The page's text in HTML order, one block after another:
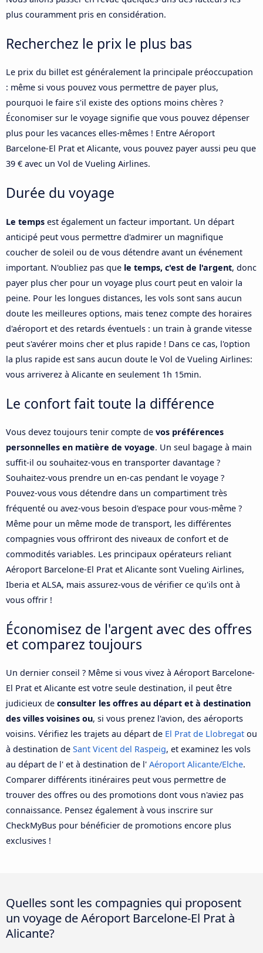
plus couramment pris en considération.
Recherchez le prix le plus bas
Le prix du billet est généralement la principale préoccupation
: même si vous pouvez vous permettre de payer plus,
pourquoi le faire s'il existe des options moins chères ?
Économiser sur le voyage signifie que vous pouvez dépenser
plus pour les vacances elles-mêmes ! Entre Aéroport
Barcelone-El Prat et Alicante, vous pouvez payer aussi peu que
39 € avec un Vol de Vueling Airlines.
Durée du voyage
Le temps est également un facteur important. Un départ
anticipé peut vous permettre d'admirer un magnifique
coucher de soleil ou de vous détendre avant un événement
important. N'oubliez pas que le temps, c'est de l'argent, donc
payer plus cher pour un voyage plus court peut en valoir la
peine. Pour les longues distances, les vols sont sans aucun
doute les meilleures options, mais tenez compte des horaires
d'aéroport et des retards éventuels : un train à grande vitesse
peut s'avérer moins cher et plus rapide ! Dans ce cas, l'option
la plus rapide est sans aucun doute le Vol de Vueling Airlines:
vous arriverez à Alicante en seulement 1h 15min.
Le confort fait toute la différence
Vous devez toujours tenir compte de vos préférences
personnelles en matière de voyage. Un seul bagage à main
suffit-il ou souhaitez-vous en transporter davantage ?
Souhaitez-vous prendre un en-cas pendant le voyage ?
Pouvez-vous vous détendre dans un compartiment très
fréquenté ou avez-vous besoin d'espace pour vous-même ?
Même pour un même mode de transport, les différentes
compagnies vous offriront des niveaux de confort et de
commodités variables. Les principaux opérateurs reliant
Aéroport Barcelone-El Prat et Alicante sont Vueling Airlines,
Iberia et ALSA, mais assurez-vous de vérifier ce qu'ils ont à
vous offrir !
Économisez de l'argent avec des offres
et comparez toujours
Un dernier conseil ? Même si vous vivez à Aéroport Barcelone-
El Prat et Alicante est votre seule destination, il peut être
judicieux de consulter les offres au départ et à destination
des villes voisines ou, si vous prenez l'avion, des aéroports
voisins. Vérifiez les trajets au départ de El Prat de Llobregat ou
à destination de Sant Vicent del Raspeig, et examinez les vols
au départ de l' et à destination de l' Aéroport Alicante/Elche.
Comparer différents itinéraires peut vous permettre de
trouver des offres ou des promotions dont vous n'aviez pas
connaissance. Pensez également à vous inscrire sur
CheckMyBus pour bénéficier de promotions encore plus
exclusives !
Quelles sont les compagnies qui proposent
un voyage de Aéroport Barcelone-El Prat à
Alicante?